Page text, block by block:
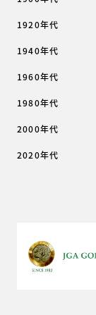
1920年代
1940年代
1960年代
1980年代
2000年代
2020年代